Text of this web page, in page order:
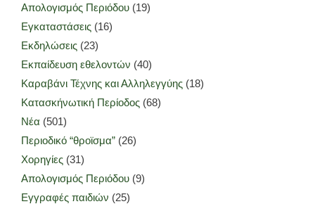
Απολογισμός Περιόδου (19)
Εγκαταστάσεις (16)
Εκδηλώσεις (23)
Εκπαίδευση εθελοντών (40)
Καραβάνι Τέχνης και Αλληλεγγύης (18)
Κατασκήνωτική Περίοδος (68)
Νέα (501)
Περιοδικό “θροϊσμα” (26)
Χορηγίες (31)
Απολογισμός Περιόδου (9)
Εγγραφές παιδιών (25)